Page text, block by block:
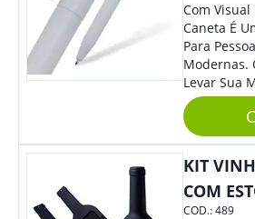
Com Visual
Caneta É
Para
Modernas.
Levar Sua
Estilosa,
Sua
Reuniões
KIT
COM
COD.:489